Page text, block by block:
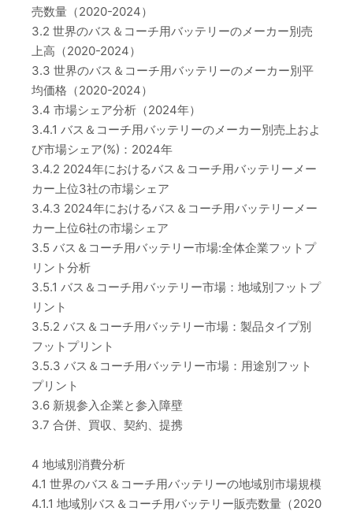
売数量（2020-2024）
3.2 世界のバス＆コーチ用バッテリーのメーカー別売
上高（2020-2024）
3.3 世界のバス＆コーチ用バッテリーのメーカー別平
均価格（2020-2024）
3.4 市場シェア分析（2024年）
3.4.1 バス＆コーチ用バッテリーのメーカー別売上およ
び市場シェア(%)：2024年
3.4.2 2024年におけるバス＆コーチ用バッテリーメー
カー上位3社の市場シェア
3.4.3 2024年におけるバス＆コーチ用バッテリーメー
カー上位6社の市場シェア
3.5 バス＆コーチ用バッテリー市場:全体企業フットプ
リント分析
3.5.1 バス＆コーチ用バッテリー市場：地域別フットプ
リント
3.5.2 バス＆コーチ用バッテリー市場：製品タイプ別
フットプリント
3.5.3 バス＆コーチ用バッテリー市場：用途別フット
プリント
3.6 新規参入企業と参入障壁
3.7 合併、買収、契約、提携
4 地域別消費分析
4.1 世界のバス＆コーチ用バッテリーの地域別市場規模
4.1.1 地域別バス＆コーチ用バッテリー販売数量（2020